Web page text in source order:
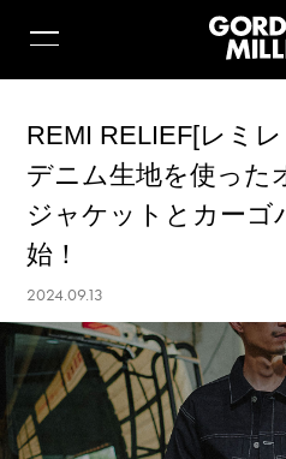
REMI RELIEF[レミ
デニム生地を使った
ジャケットとカーゴ
始！
2024.09.13